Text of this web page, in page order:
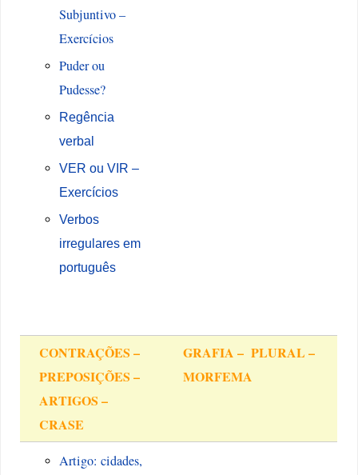
Subjuntivo –
Exercícios
Puder ou
Pudesse?
Regência
verbal
VER ou VIR –
Exercícios
Verbos
irregulares em
português
CONTRAÇÕES –
PREPOSIÇÕES –
ARTIGOS –
CRASE
GRAFIA – PLURAL –
MORFEMA
Artigo: cidades,